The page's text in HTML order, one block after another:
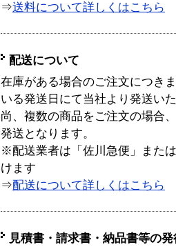
⇒送料について詳しくはこちら
配送について
在庫がある場合のご注文につき
いる発送日にて当社より発送い
尚、複数の商品をご注文の場合
発送となります。
※配送業者は「佐川急便」また
けます
⇒配送について詳しくはこちら
見積書・請求書・納品書等の